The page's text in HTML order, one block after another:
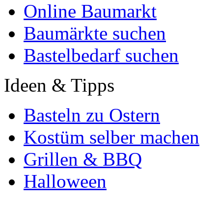
Online Baumarkt
Baumärkte suchen
Bastelbedarf suchen
Ideen & Tipps
Basteln zu Ostern
Kostüm selber machen
Grillen & BBQ
Halloween